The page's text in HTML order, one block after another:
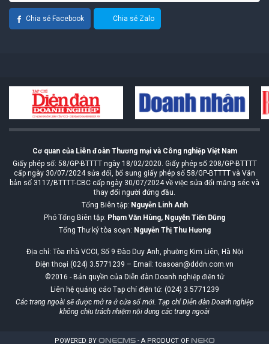
Chia sẻ Facebook Chia sẻ Zalo
Cơ quan của Liên đoàn Thương mại và Công nghiệp Việt Nam
Giấy phép số: 58/GP-BTTTT ngày 18/02/2020. Giấy phép số 208/GP-BTTTT
cấp ngày 30/07/2024 sửa đổi, bổ sung giấy phép số 58/GP-BTTTT và Văn
bản số 3117/BTTTT-CBC cấp ngày 30/07/2024 về việc sửa đổi măng séc và
thay đổi người đứng đầu.
Tổng Biên tập: Nguyễn Linh Anh
Phó Tổng Biên tập: Phạm Văn Hùng, Nguyễn Tiến Dũng
Tổng Thư ký tòa soạn: Nguyễn Thị Thu Hương
Địa chỉ: Tòa nhà VCCI, Số 9 Đào Duy Anh, phường Kim Liên, Hà Nội
Điện thoại (024) 3.5771239 – Email: toasoan@dddn.com.vn
©2016 - Bản quyền của Diễn đàn Doanh nghiệp điện tử
Liên hệ quảng cáo Tạp chí điện tử: (024) 3.5771239
Các trang ngoài sẽ được mở ra ở cửa sổ mới. Tạp chí Diễn đàn Doanh nghiệp
không chịu trách nhiệm nội dung các trang ngoài
POWERED BY ONECMS- A PRODUCT OF NEKO